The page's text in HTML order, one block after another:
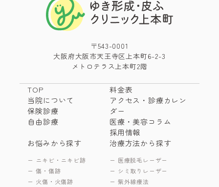
〒543-0001
大阪府大阪市天王寺区上本町6-2-3
メトロテラス上本町2階
TOP
当院について
保険診療
自由診療
料金表
アクセス・診療カレン
ダー
医療・美容コラム
採用情報
お悩みから探す
ニキビ・ニキビ跡
傷・傷跡
火傷・火傷跡
治療方法から探す
医療脱毛レーザー
シミ取りレーザー
紫外線療法